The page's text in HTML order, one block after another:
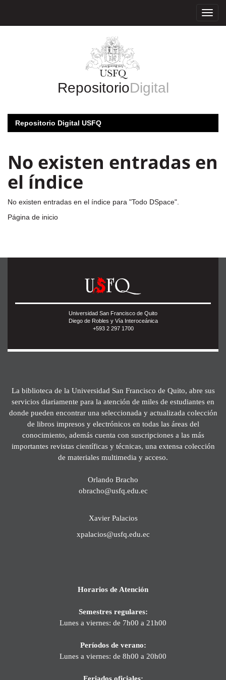
RepositorioDigital
Repositorio Digital USFQ
No existen entradas en
el índice
No existen entradas en el índice para "Todo DSpace".
Página de inicio
Universidad San Francisco de Quito
Diego de Robles y Vía Interoceánica
+593 2 297 1700
La biblioteca de la Universidad San Francisco de Quito, abre sus
servicios diariamente para la atención de miles de estudiantes en
donde pueden encontrar una seleccionada y actualizada colección
de libros impresos y electrónicos en todas las áreas del
conocimiento, además cuenta con suscripciones a las más
importantes revistas científicas y técnicas, una extensa colección
de materiales multimedia y acceso.
Orlando Bracho
obracho@usfq.edu.ec
Xavier Palacios
xpalacios@usfq.edu.ec
Horarios de Atención
Semestres regulares:
Lunes a viernes: de 7h00 a 21h00
Períodos de verano:
Lunes a viernes: de 8h00 a 20h00
Feriados oficiales: